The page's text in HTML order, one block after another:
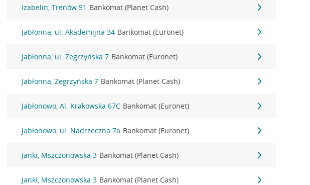
Izabelin, Trenów 51 Bankomat (Planet Cash)
Jabłonna, ul. Akademijna 34 Bankomat (Euronet)
Jabłonna, ul. Zegrzyńska 7 Bankomat (Euronet)
Jabłonna, Zegrzyńska 7 Bankomat (Planet Cash)
Jabłonowo, Al. Krakowska 67C Bankomat (Euronet)
Jabłonowo, ul. Nadrzeczna 7a Bankomat (Euronet)
Janki, Mszczonowska 3 Bankomat (Planet Cash)
Janki, Mszczonowska 3 Bankomat (Planet Cash)